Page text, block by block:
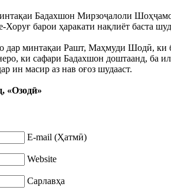
Бадахшон Мирзоҷалоли
барои ҳаракати нақлиёт баста
дар минтақаи Рашт, Маҳмуди Шодӣ, ки
ки сафари Бадахшон доштаанд, ба
ин масир аз нав оғоз шудааст.
«Озодӣ»
E-mail (Ҳатмӣ)
Website
Сарлавҳа